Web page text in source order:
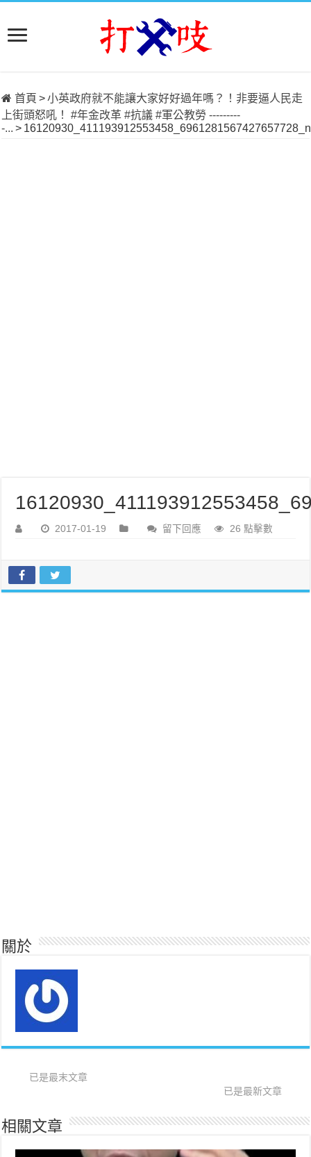
首頁 >小英政府就不能讓大家好好過年嗎？！非要逼人民走
上街頭怒吼！ #年金改革 #抗議 #軍公教勞 ---------
-... >
2017-01-19 留下回應 26 點擊數
關於
已是最末文章
已是最新文章
相關文章